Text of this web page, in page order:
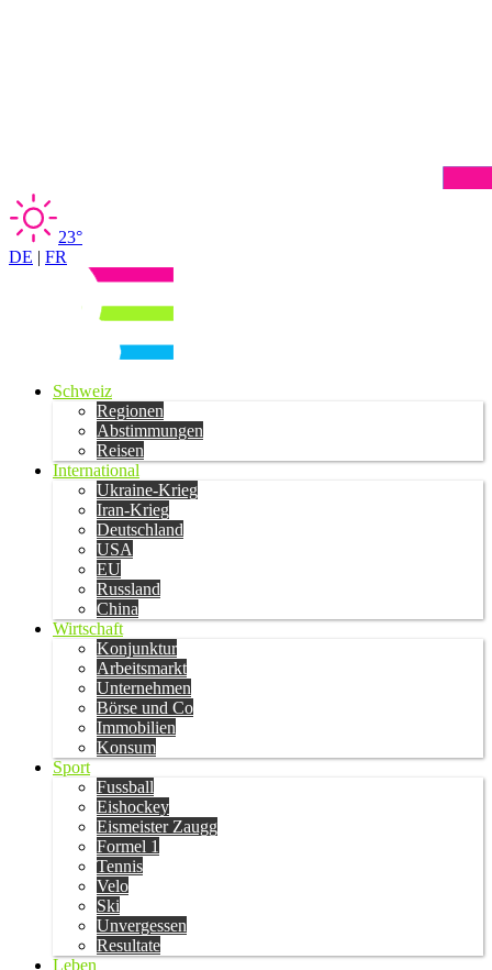
23°
DE | FR
Schweiz
Regionen
Abstimmungen
Reisen
International
Ukraine-Krieg
Iran-Krieg
Deutschland
USA
EU
Russland
China
Wirtschaft
Konjunktur
Arbeitsmarkt
Unternehmen
Börse und Co
Immobilien
Konsum
Sport
Fussball
Eishockey
Eismeister Zaugg
Formel 1
Tennis
Velo
Ski
Unvergessen
Resultate
Leben